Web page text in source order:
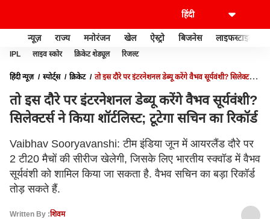
न्यूज़ राज्य मनोरंजन खेल ऐस्ट्रो बिजनेस लाइफस्टाइल
IPL लाइव स्कोर क्रिकेट शेड्यूल रिजल्ट
हिंदी न्यूज़ स्पोर्ट्स क्रिकेट
तो इस दौरे पर इंटरनेशनल डेब्यू करेंगे वैभव सूर्यवंशी? सिलेक्टर्स ने
तो इस दौरे पर इंटरनेशनल डेब्यू करेंगे वैभव सूर्यवंशी?
सिलेक्टर्स ने किया शॉर्टलिस्ट; टूटेगा सचिन का रिकॉर्ड
Vaibhav Sooryavanshi: टीम इंडिया जून में आयरलैंड दौरे पर
2 टी20 मैचों की सीरीज खेलेगी, जिसके लिए भारतीय स्क्वॉड में वैभव
सूर्यवंशी को शामिल किया जा सकता है. वैभव सचिन का बड़ा रिकॉर्ड
तोड़ सकते हैं.
Written By :शिवम